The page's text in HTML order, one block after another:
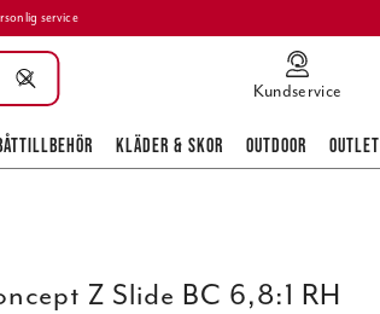
service
Kundservice
KLÄDER & SKOR OUTDOOR OUTLET
Z Slide BC 6,8:1 RH